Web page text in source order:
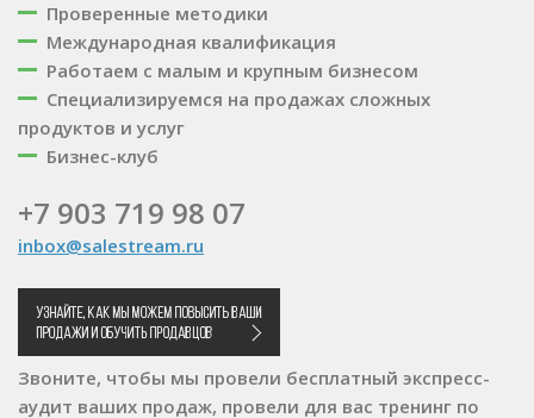
Проверенные методики
Международная квалификация
Работаем с малым и крупным бизнесом
Специализируемся на продажах сложных
продуктов и услуг
Бизнес-клуб
+7 903 719 98 07
inbox@salestream.ru
Звоните, чтобы мы провели бесплатный экспресс-
аудит ваших продаж, провели для вас тренинг по